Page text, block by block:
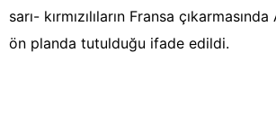
sarı- kırmızılıların Fransa
ön planda tutulduğu ifade edildi.